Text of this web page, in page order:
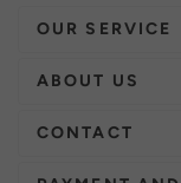
OUR SERVICE
ABOUT US
CONTACT